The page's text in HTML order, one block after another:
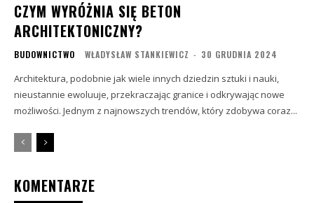
CZYM WYRÓŻNIA SIĘ BETON
ARCHITEKTONICZNY?
BUDOWNICTWO WŁADYSŁAW STANKIEWICZ - 30 GRUDNIA 2024
Architektura, podobnie jak wiele innych dziedzin sztuki i nauki,
nieustannie ewoluuje, przekraczając granice i odkrywając nowe
możliwości. Jednym z najnowszych trendów, który zdobywa coraz...
KOMENTARZE